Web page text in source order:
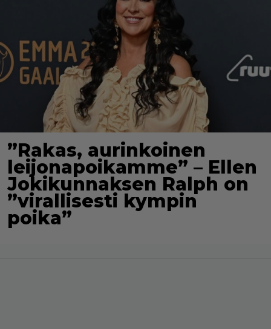
”Rakas, aurinkoinen
leijonapoikamme” – Ellen
Jokikunnaksen Ralph on
”virallisesti kympin
poika”